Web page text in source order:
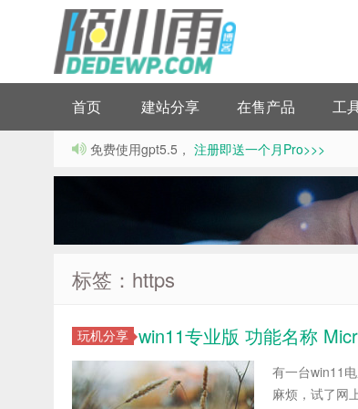
首页 建站分享 在售产品 工
免费使用gpt5.5， 注册即送一个月Pro>>>
标签：https
玩机分享 win11专业版 功能名称
有一台win11
麻烦，试了网